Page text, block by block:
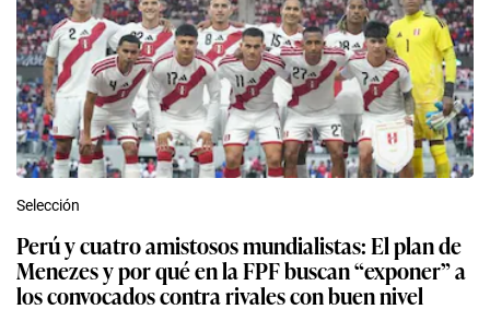
Selección
Perú y cuatro amistosos mundialistas: El plan de
Menezes y por qué en la FPF buscan “exponer” a
los convocados contra rivales con buen nivel